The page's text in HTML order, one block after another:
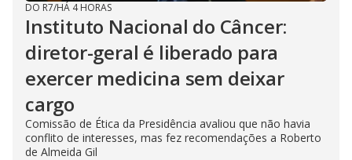
DO R7/HÁ 4 HORAS
Instituto Nacional do Câncer:
diretor-geral é liberado para
exercer medicina sem deixar
cargo
Comissão de Ética da Presidência avaliou que não havia
conflito de interesses, mas fez recomendações a Roberto
de Almeida Gil